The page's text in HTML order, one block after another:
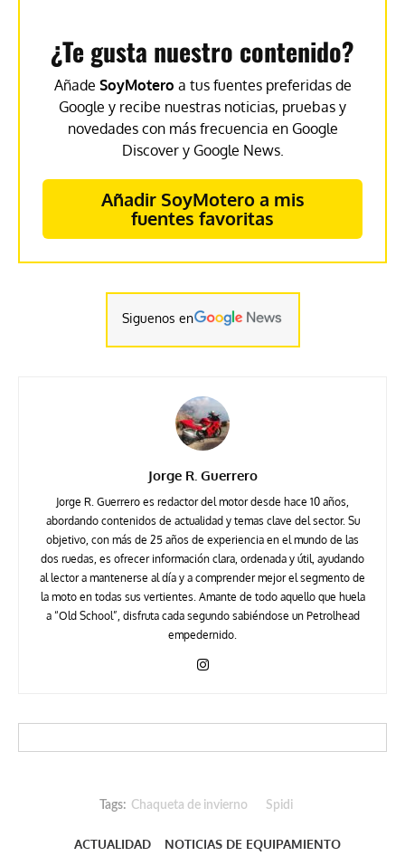
¿Te gusta nuestro contenido?
Añade SoyMotero a tus fuentes preferidas de
Google y recibe nuestras noticias, pruebas y
novedades con más frecuencia en Google
Discover y Google News.
Añadir SoyMotero a mis
fuentes favoritas
Siguenos en
Jorge R. Guerrero
Jorge R. Guerrero es redactor del motor desde hace 10 años,
abordando contenidos de actualidad y temas clave del sector. Su
objetivo, con más de 25 años de experiencia en el mundo de las
dos ruedas, es ofrecer información clara, ordenada y útil, ayudando
al lector a mantenerse al día y a comprender mejor el segmento de
la moto en todas sus vertientes. Amante de todo aquello que huela
a “Old School”, disfruta cada segundo sabiéndose un Petrolhead
empedernido.
Tags: Chaqueta de invierno Spidi
ACTUALIDAD NOTICIAS DE EQUIPAMIENTO